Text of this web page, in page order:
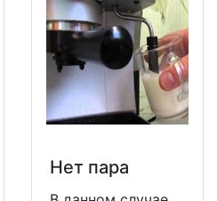
Нет пара